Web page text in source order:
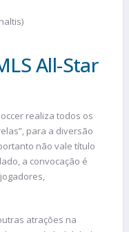
All-Star
realiza todos os
para a diversão
não vale título
a convocação é
atrações na